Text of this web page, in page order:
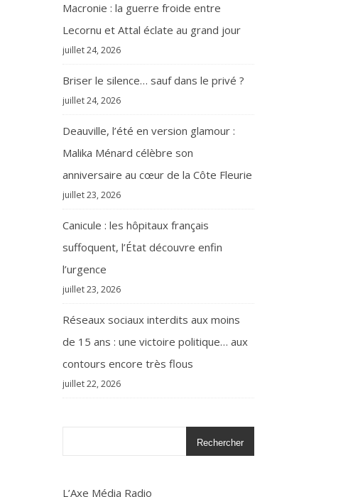
Macronie : la guerre froide entre
Lecornu et Attal éclate au grand jour
juillet 24, 2026
Briser le silence… sauf dans le privé ?
juillet 24, 2026
Deauville, l’été en version glamour :
Malika Ménard célèbre son
anniversaire au cœur de la Côte Fleurie
juillet 23, 2026
Canicule : les hôpitaux français
suffoquent, l’État découvre enfin
l’urgence
juillet 23, 2026
Réseaux sociaux interdits aux moins
de 15 ans : une victoire politique… aux
contours encore très flous
juillet 22, 2026
Rechercher
L’Axe Média Radio